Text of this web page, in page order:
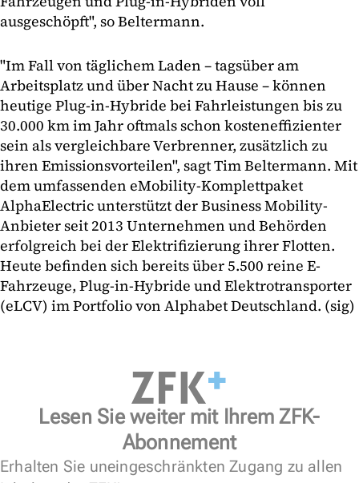
ausgeschöpft", so Beltermann.
"Im Fall von täglichem Laden – tagsüber am
Arbeitsplatz und über Nacht zu Hause – können
heutige Plug-in-Hybride bei Fahrleistungen bis zu
30.000 km im Jahr oftmals schon kosteneffizienter
sein als vergleichbare Verbrenner, zusätzlich zu
ihren Emissionsvorteilen", sagt Tim Beltermann. Mit
dem umfassenden eMobility-Komplettpaket
AlphaElectric unterstützt der Business Mobility-
Anbieter seit 2013 Unternehmen und Behörden
erfolgreich bei der Elektrifizierung ihrer Flotten.
Heute befinden sich bereits über 5.500 reine E-
Fahrzeuge, Plug-in-Hybride und Elektrotransporter
(eLCV) im Portfolio von Alphabet Deutschland. (sig)
Lesen Sie weiter mit Ihrem ZFK-
Abonnement
Erhalten Sie uneingeschränkten Zugang zu allen